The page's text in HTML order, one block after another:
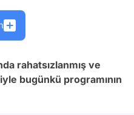
rahatsızlanmış ve
bugünkü programının